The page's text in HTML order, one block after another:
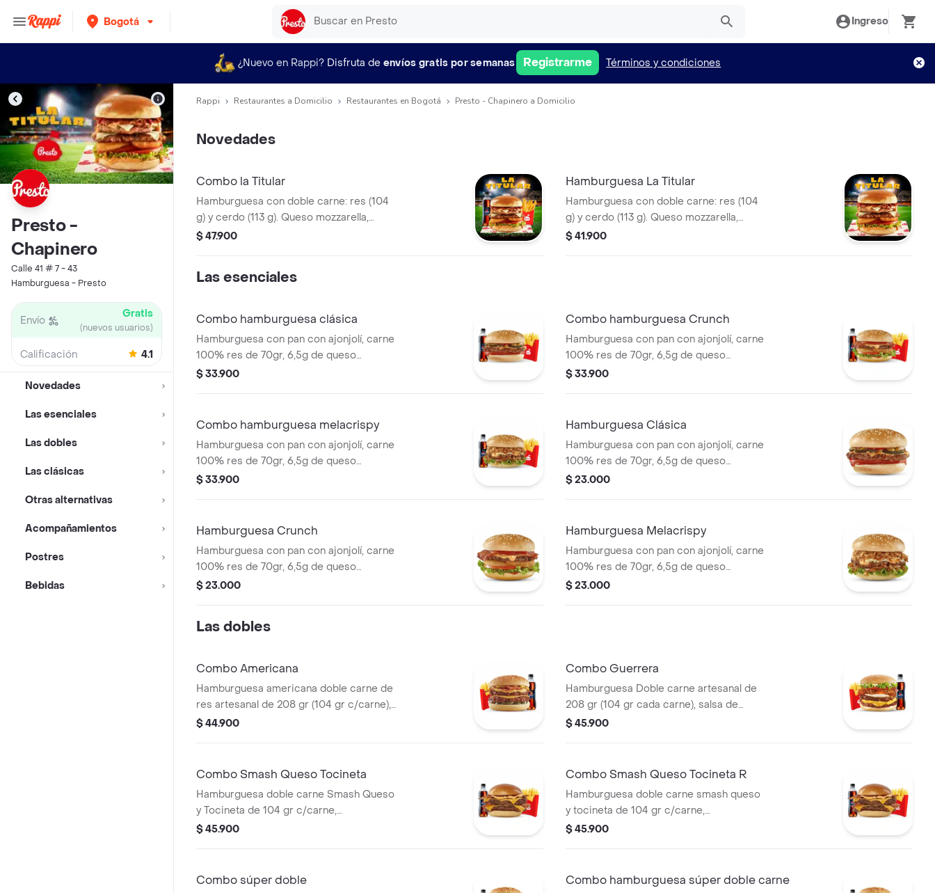
Bogotá Ingreso
¿Nuevo en Rappi? Disfruta de envíos gratis por semanas Registrarme Términos y condiciones
Presto -
Chapinero
Calle 41 # 7 - 43
Hamburguesa - Presto
Envío Gratis
(nuevos usuarios)
Calificación 4.1
Novedades
Las esenciales
Las dobles
Las clásicas
Otras alternativas
Acompañamientos
Postres
Bebidas
Rappi Restaurantes a Domicilio Restaurantes en Bogotá Presto - Chapinero a Domicilio
Novedades
Combo la Titular
Hamburguesa con doble carne: res (104
g) y cerdo (113 g). Queso mozzarella,
tocineta, salsa Master de Bary: mayonesa
brioche.
$ 47.900
Hamburguesa La Titular
Hamburguesa con doble carne: res (104
g) y cerdo (113 g). Queso mozzarella,
tocineta, salsa Master de Bary: mayonesa
$ 41.900
Las esenciales
Combo hamburguesa clásica
Hamburguesa con pan con ajonjolí, carne
100% res de 70gr, 6,5g de queso
cheddar, salsa de tomate y mostaza, con
pequeñas, una copa de salsa Presto y
$ 33.900
Combo hamburguesa Crunch
Hamburguesa con pan con ajonjolí, carne
100% res de 70gr, 6,5g de queso
cheddar, crujientes anillos de cebolla,
pequeñas, una copa de salsa Presto y
bebida de 400ml.
$ 33.900
Combo hamburguesa melacrispy
Hamburguesa con pan con ajonjolí, carne
100% res de 70gr, 6,5g de queso
cheddar, con dos tipos de cebolla:
papas pequeñas, una copa de salsa
Presto y bebida de 400ml.
$ 33.900
Hamburguesa Clásica
Hamburguesa con pan con ajonjolí, carne
100% res de 70gr, 6,5g de queso
cheddar, salsa de tomate y mostaza, con
$ 23.000
Hamburguesa Crunch
Hamburguesa con pan con ajonjolí, carne
100% res de 70gr, 6,5g de queso
cheddar, crujientes anillos de cebolla,
$ 23.000
Hamburguesa Melacrispy
Hamburguesa con pan con ajonjolí, carne
100% res de 70gr, 6,5g de queso
cheddar, con dos tipos de cebolla:
$ 23.000
Las dobles
Combo Americana
Hamburguesa americana doble carne de
res artesanal de 208 gr (104 gr c/carne),
con papas medianas, 1 copa de salsa
$ 44.900
Combo Guerrera
Hamburguesa Doble carne artesanal de
208 gr (104 gr cada carne), salsa de
tomate, doble tajada cheddar, cebolla
bebida 400 ml
$ 45.900
Combo Smash Queso Tocineta
Hamburguesa doble carne Smash Queso
y Tocineta de 104 gr c/carne,
acompañada con papas medianas y
$ 45.900
Combo Smash Queso Tocineta R
Hamburguesa doble carne smash queso
y tocineta de 104 gr c/carne,
acompañada con papas medianas y
$ 45.900
Combo súper doble Combo hamburguesa súper doble carne